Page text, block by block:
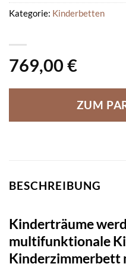
769,00 €
ZUM
Kategorie: Kinderbetten
BESCHREIBUNG
Kinderträume
multifunktionale
Kinderzimmerbett